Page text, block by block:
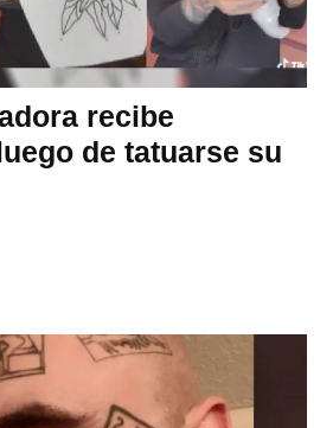
recibe
de tatuarse su